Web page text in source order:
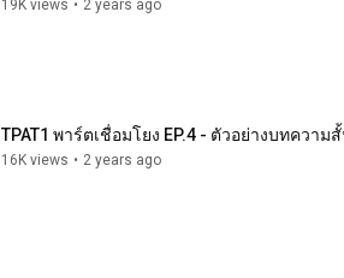
19K views • 2 years ago
TPAT1 พาร์ตเชื่อมโยง EP.4 - ตัวอย่างบทความ
16K views • 2 years ago